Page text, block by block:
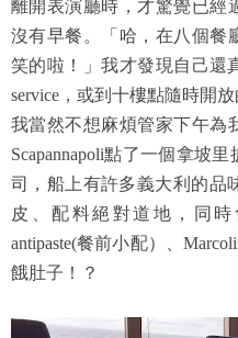
離開表演廳時，才驚覺已經
沒有早餐。「哈，在八個餐
笑的啦！」我才發現自己還
service，或到十樓點隨時開
我當然不想麻煩管家下午為
Scapannapoli點了一個拿坡
司，船上有許多義大利的品
皮、配料絕對道地，同
antipaste(餐前小配）、
餓肚子！？